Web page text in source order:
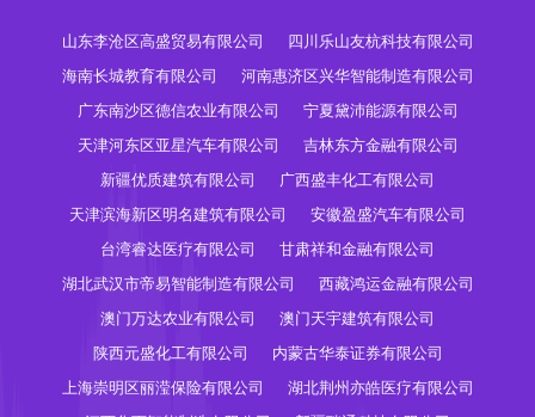
山东李沧区高盛贸易有限公司
四川乐山友杭科技有限公司
海南长城教育有限公司
河南惠济区兴华智能制造有限公司
广东南沙区德信农业有限公司
宁夏黛沛能源有限公司
天津河东区亚星汽车有限公司
吉林东方金融有限公司
新疆优质建筑有限公司
广西盛丰化工有限公司
天津滨海新区明名建筑有限公司
安徽盈盛汽车有限公司
台湾睿达医疗有限公司
甘肃祥和金融有限公司
湖北武汉市帝易智能制造有限公司
西藏鸿运金融有限公司
澳门万达农业有限公司
澳门天宇建筑有限公司
陕西元盛化工有限公司
内蒙古华泰证券有限公司
上海崇明区丽滢保险有限公司
湖北荆州亦皓医疗有限公司